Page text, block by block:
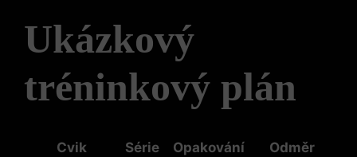
Ukázkový
tréninkový plán
Cvik Série Opakování Odměr